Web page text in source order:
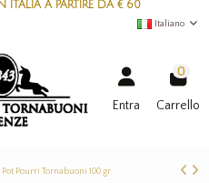
ITALIA A PARTIRE DA € 60
Italiano
Entra
0
Carrello
Pourri Tornabuoni 100 gr